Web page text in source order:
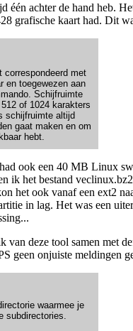
achter de hand heb.
grafische kaart had. Dit
correspondeerd met
en toegewezen aan
Schijfruimte
of 1024 karakters
schijfruimte altijd
gaat maken en om
hebt.
ook een 40 MB Linux
het bestand
het ook vanaf een ext2
in lag. Het was een
deze tool samen met
geen onjuiste meldingen
waarmee je
subdirectories.